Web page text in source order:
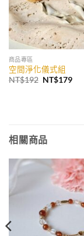
商品專區
空間淨化儀式組
NT$192 原
NT$179目
相關商品